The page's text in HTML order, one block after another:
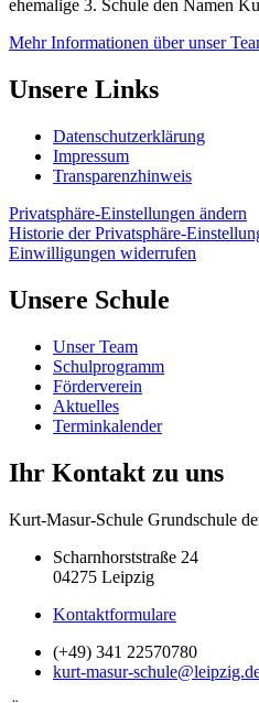
ehemalige 3. Schule den Namen
Mehr Informationen über unser
Unsere Links
Datenschutzerklärung
Impressum
Transparenzhinweis
Privatsphäre-Einstellungen ändern
Historie der Privatsphäre-
Einwilligungen widerrufen
Unsere Schule
Unser Team
Schulprogramm
Förderverein
Aktuelles
Terminkalender
Ihr Kontakt zu uns
Kurt-Masur-Schule Grundschule
Scharnhorststraße 24
04275 Leipzig
Kontaktformulare
(+49) 341 22570780
kurt-masur-